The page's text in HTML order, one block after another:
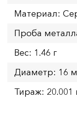
Материал:
Проба
Вес: 1.46 г
Диаметр: 16
Тираж: 20.001